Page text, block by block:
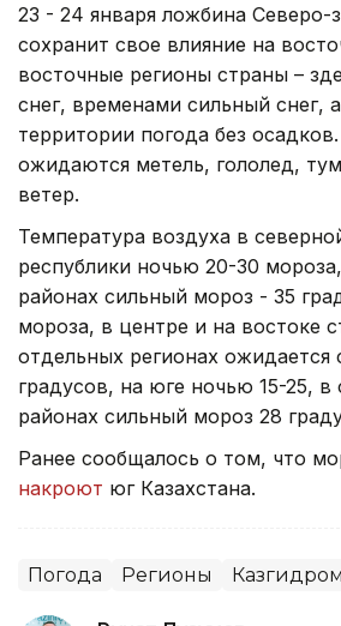
23 - 24 января ложбина Северо-
сохранит свое влияние на
восточные регионы страны –
снег, временами сильный снег,
территории погода без
ожидаются метель, гололед,
ветер.
Температура воздуха в
республики ночью 20-30
районах сильный мороз - 35
мороза, в центре и на востоке
отдельных регионах
градусов, на юге ночью 15-25, в
районах сильный мороз 28
Ранее сообщалось о том, что
накроют юг Казахстана.
Погода Регионы